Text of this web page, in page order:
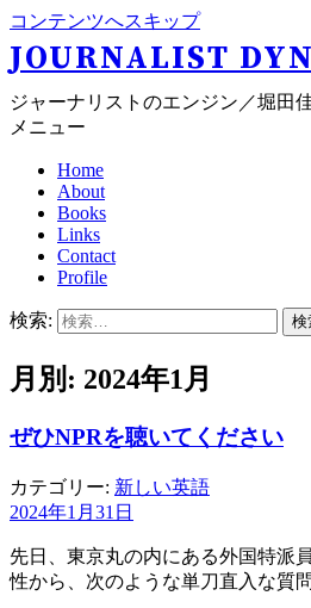
コンテンツへスキップ
JOURNALIST
ジャーナリストのエンジン／堀田
メニュー
Home
About
Books
Links
Contact
Profile
検索:
月別: 2024年1月
ぜひNPRを聴いてください
カテゴリー: 新しい英語
2024年1月31日
先日、東京丸の内にある外国特派
性から、次のような単刀直入な質